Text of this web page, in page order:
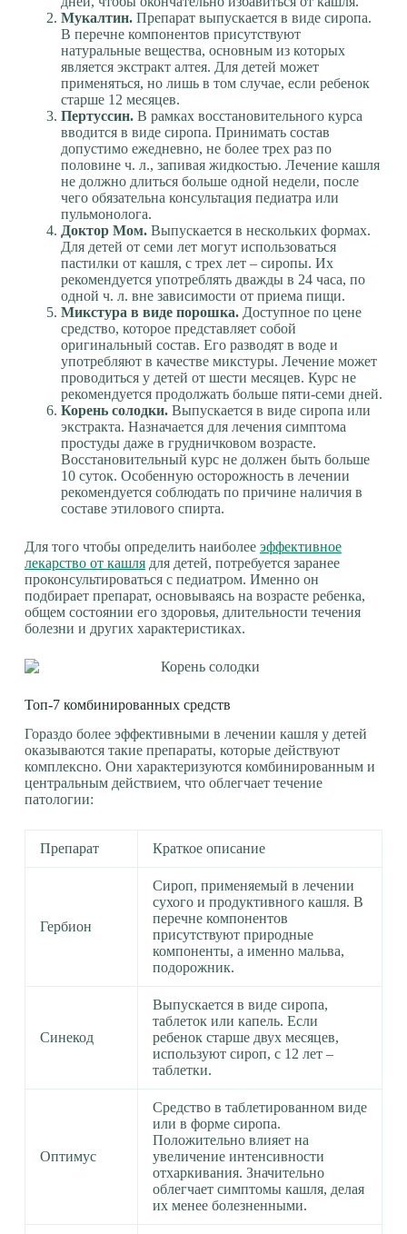
Мукалтин. Препарат выпускается в виде сиропа.
В перечне компонентов присутствуют
натуральные вещества, основным из которых
является экстракт алтея. Для детей может
применяться, но лишь в том случае, если ребенок
старше 12 месяцев.
Пертуссин.В рамках восстановительного курса
вводится в виде сиропа. Принимать состав
допустимо ежедневно, не более трех раз по
половине ч. л., запивая жидкостью. Лечение кашля
не должно длиться больше одной недели, после
чего обязательна консультация педиатра или
пульмонолога.
Доктор Мом. Выпускается в нескольких формах.
Для детей от семи лет могут использоваться
пастилки от кашля, с трех лет – сиропы. Их
рекомендуется употреблять дважды в 24 часа, по
одной ч. л. вне зависимости от приема пищи.
Микстура в виде порошка. Доступное по цене
средство, которое представляет собой
оригинальный состав. Его разводят в воде и
употребляют в качестве микстуры. Лечение может
проводиться у детей от шести месяцев. Курс не
рекомендуется продолжать больше пяти-семи дней.
Корень солодки. Выпускается в виде сиропа или
экстракта. Назначается для лечения симптома
простуды даже в грудничковом возрасте.
Восстановительный курс не должен быть больше
10 суток. Особенную осторожность в лечении
рекомендуется соблюдать по причине наличия в
составе этилового спирта.
Для того чтобы определить наиболее эффективное
лекарство от кашлядля детей, потребуется заранее
проконсультироваться с педиатром. Именно он
подбирает препарат, основываясь на возрасте ребенка,
общем состоянии его здоровья, длительности течения
болезни и других характеристиках.
Топ-7 комбинированных средств
Гораздо более эффективными в лечении кашля у детей
оказываются такие препараты, которые действуют
комплексно. Они характеризуются комбинированным и
центральным действием, что облегчает течение
патологии:
Препарат Краткое описание
Гербион
Сироп, применяемый в лечении
сухого и продуктивного кашля. В
перечне компонентов
присутствуют природные
компоненты, а именно мальва,
подорожник.
Синекод
Выпускается в виде сиропа,
таблеток или капель. Если
ребенок старше двух месяцев,
используют сироп, с 12 лет –
таблетки.
Оптимус
Средство в таблетированном виде
или в форме сиропа.
Положительно влияет на
увеличение интенсивности
отхаркивания. Значительно
облегчает симптомы кашля, делая
их менее болезненными.